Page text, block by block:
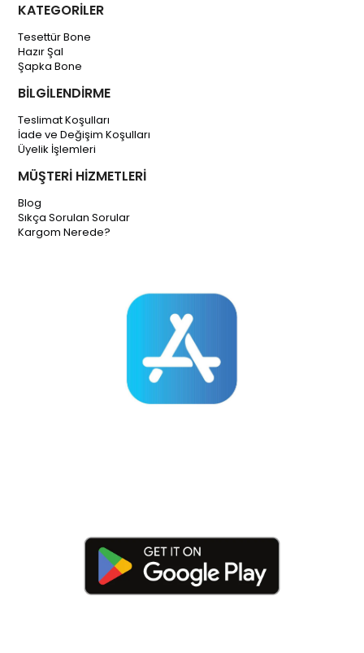
KATEGORİLER
Tesettür Bone
Hazır Şal
Şapka Bone
BİLGİLENDİRME
Teslimat Koşulları
İade ve Değişim Koşulları
Üyelik İşlemleri
MÜŞTERİ HİZMETLERİ
Blog
Sıkça Sorulan Sorular
Kargom Nerede?